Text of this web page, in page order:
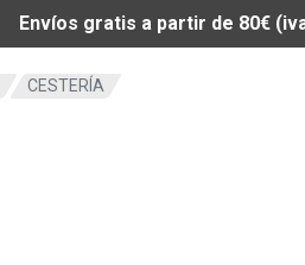
Envíos gratis a partir de 80€
CESTERÍA